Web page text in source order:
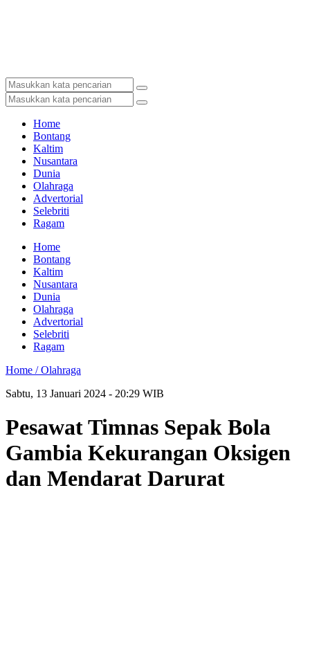
Home
Bontang
Kaltim
Nusantara
Dunia
Olahraga
Advertorial
Selebriti
Ragam
Home
Bontang
Kaltim
Nusantara
Dunia
Olahraga
Advertorial
Selebriti
Ragam
Home /Olahraga
Sabtu, 13 Januari 2024 - 20:29 WIB
Pesawat Timnas Sepak Bola
Gambia Kekurangan Oksigen
dan Mendarat Darurat